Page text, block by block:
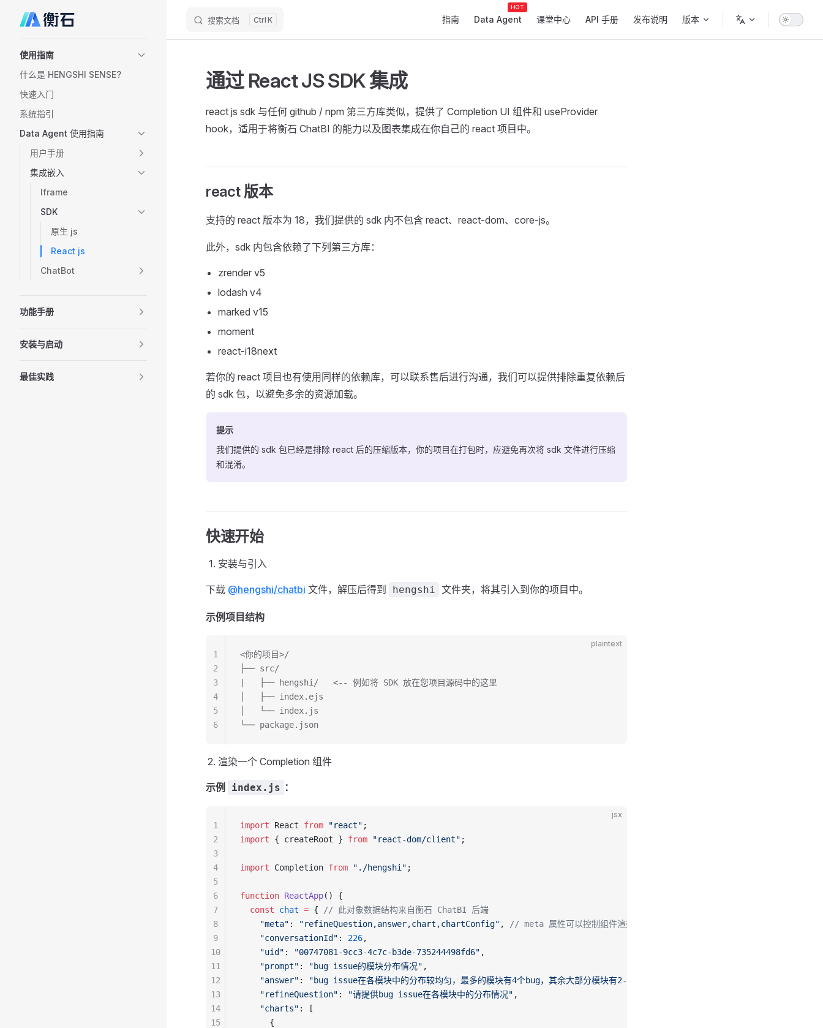
Skip to content 搜索文档 K 指南 Data Agent 课堂中心 API 手册 发布说明 版本
使用指南
什么是 HENGSHI SENSE?
快速入门
系统指引
Data Agent 使用指南
用户手册
集成嵌入
Iframe
SDK
原生 js
React js
ChatBot
功能手册
安装与启动
最佳实践
通过 React JS SDK 集成
react js sdk 与任何 github / npm 第三方库类似，提供了 Completion UI 组件和 useProvider
hook，适用于将衡石 ChatBI 的能力以及图表集成在你自己的 react 项目中。
react 版本
支持的 react 版本为 18，我们提供的 sdk 内不包含 react、react-dom、core-js。
此外，sdk 内包含依赖了下列第三方库：
zrender v5
lodash v4
marked v15
moment
react-i18next
若你的 react 项目也有使用同样的依赖库，可以联系售后进行沟通，我们可以提供排除重复依赖后
的 sdk 包，以避免多余的资源加载。
提示
我们提供的 sdk 包已经是排除 react 后的压缩版本，你的项目在打包时，应避免再次将 sdk 文件进行压缩
和混淆。
快速开始
安装与引入
下载 @hengshi/chatbi 文件，解压后得到 hengshi 文件夹，将其引入到你的项目中。
示例项目结构
plaintext
<你的项目>/
├── src/
|   ├── hengshi/   <-- 例如将 SDK 放在您项目源码中的这里
│   ├── index.ejs
│   └── index.js
└── package.json
1
2
3
4
5
6
渲染一个 Completion 组件
示例 index.js ：
jsx
import React from "react" ;
import { createRoot } from "react-dom/client" ;
import Completion from "./hengshi" ;
function ReactApp() {
  const
chat = {
// 此对象数据结构来自衡石 ChatBI 后端
    "meta"
: "refineQuestion,answer,chart,chartConfig" ,
// meta 属性可以控制组件渲染哪些内容
    "conversationId"
: 226,
    "uid"
: "00747081-9cc3-4c7c-b3de-735244498fd6" ,
    "prompt"
: "bug issue的模块分布情况" ,
    "answer"
: "bug issue在各模块中的分布较均匀，最多的模块有4个bug，其余大部分模块有2-3个bug。"
    "refineQuestion"
: "请提供bug issue在各模块中的分布情况" ,
    "charts"
: [
      {
1
2
3
4
5
6
7
8
9
10
11
12
13
14
15